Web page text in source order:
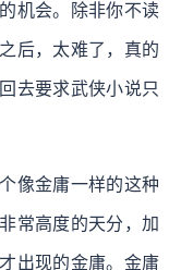
机会。除非你不读
后，太难了，真的
去要求武侠小说只
像金庸一样的这种
常高度的天分，加
出现的金庸。金庸